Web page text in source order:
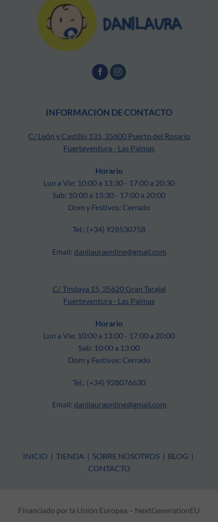
INFORMACIÓN DE CONTACTO
C/ León y Castillo 131, 35600 Puerto del Rosario
Fuerteventura - Las Palmas
Horario
Lun a Vie: 10:00 a 13:30 - 17:00 a 20:30
Sab: 10:00 a 13:30 - 17:00 a 20:00
Dom y Festivos: Cerrado
Tel.: (+34) 928530758
Email: danilauraonline@gmail.com
C/ Tindaya 15, 35620 Gran Tarajal
Fuerteventura - Las Palmas
Horario
Lun a Vie: 10:00 a 13:00 - 17:00 a 20:00
Sab: 10:00 a 13:00
Dom y Festivos: Cerrado
Tel.: (+34) 928076630
Email: danilauraonline@gmail.com
INICIO | TIENDA | SOBRE NOSOTROS | BLOG |
CONTACTO
Financiado por la Unión Europea – NextGenerationEU